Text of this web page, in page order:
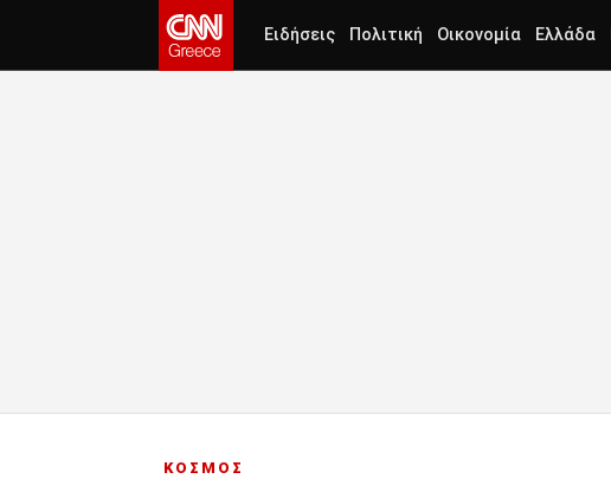
Ειδήσεις Πολιτική Οικονομία Ελλάδα
ΚΟΣΜΟΣ